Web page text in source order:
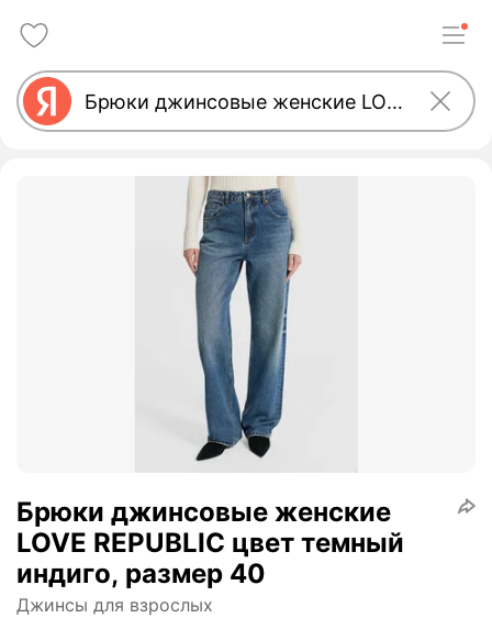
Брюки джинсовые женские
LOVE REPUBLIC цвет темный
индиго, размер 40
Джинсы для взрослых